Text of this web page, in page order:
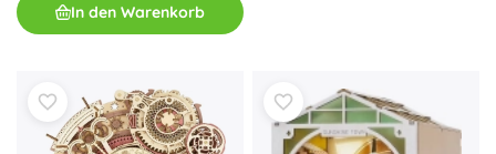
In den Warenkorb